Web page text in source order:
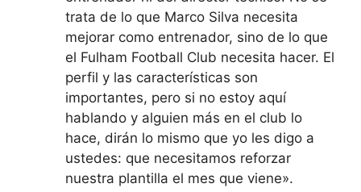
trata de lo que Marco Silva necesita
mejorar como entrenador, sino de lo que
el Fulham Football Club necesita hacer. El
perfil y las características son
importantes, pero si no estoy aquí
hablando y alguien más en el club lo
hace, dirán lo mismo que yo les digo a
ustedes: que necesitamos reforzar
nuestra plantilla el mes que viene».